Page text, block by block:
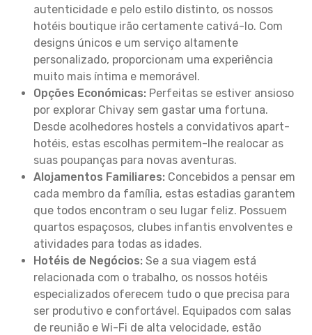
autenticidade e pelo estilo distinto, os nossos
hotéis boutique irão certamente cativá-lo. Com
designs únicos e um serviço altamente
personalizado, proporcionam uma experiência
muito mais íntima e memorável.
Opções Económicas: Perfeitas se estiver ansioso
por explorar Chivay sem gastar uma fortuna.
Desde acolhedores hostels a convidativos apart-
hotéis, estas escolhas permitem-lhe realocar as
suas poupanças para novas aventuras.
Alojamentos Familiares: Concebidos a pensar em
cada membro da família, estas estadias garantem
que todos encontram o seu lugar feliz. Possuem
quartos espaçosos, clubes infantis envolventes e
atividades para todas as idades.
Hotéis de Negócios: Se a sua viagem está
relacionada com o trabalho, os nossos hotéis
especializados oferecem tudo o que precisa para
ser produtivo e confortável. Equipados com salas
de reunião e Wi-Fi de alta velocidade, estão